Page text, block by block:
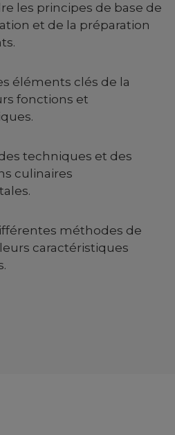
les principes de base de
et de la préparation
éléments clés de la
fonctions et
techniques et des
culinaires
méthodes de
caractéristiques